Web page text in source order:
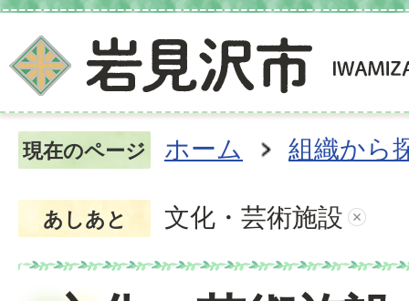
現在のページ ホーム 組織から
あしあと 文化・芸術施設